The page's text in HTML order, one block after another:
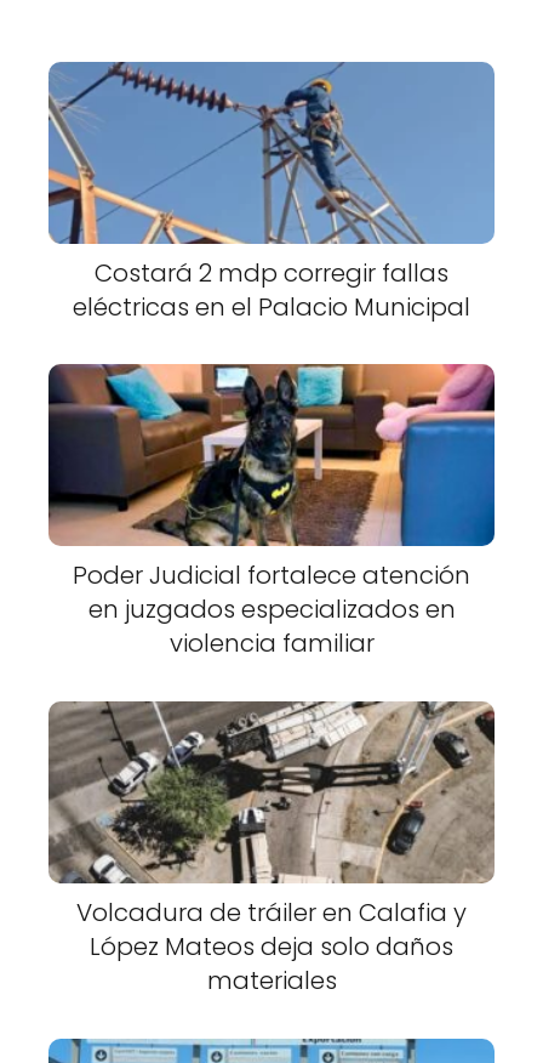
Costará 2 mdp corregir fallas
eléctricas en el Palacio Municipal
Poder Judicial fortalece atención
en juzgados especializados en
violencia familiar
Volcadura de tráiler en Calafia y
López Mateos deja solo daños
materiales